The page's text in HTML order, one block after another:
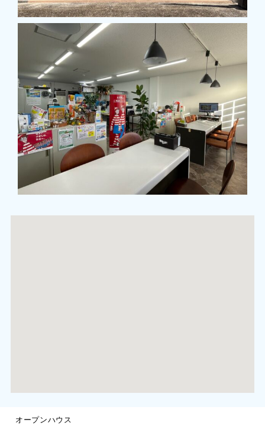
オープンハウス